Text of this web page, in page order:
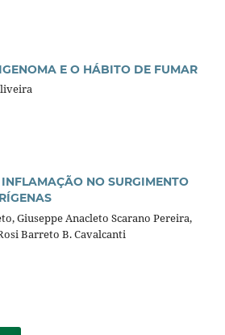
E O HÁBITO DE FUMAR
NO SURGIMENTO
Giuseppe Anacleto Scarano Pereira,
Barreto B. Cavalcanti